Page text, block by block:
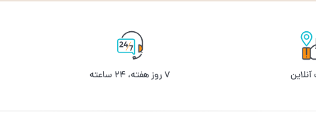
۷ روز ﻫﻔﺘﻪ، ۲۴ ﺳﺎﻋﺘﻪ